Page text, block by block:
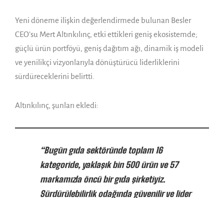
Yeni döneme ilişkin değerlendirmede bulunan Besler
CEO’su Mert Altınkılınç, etki ettikleri geniş ekosistemde;
güçlü ürün portföyü, geniş dağıtım ağı, dinamik iş modeli
ve yenilikçi vizyonlarıyla dönüştürücü liderliklerini
sürdüreceklerini belirtti.
Altınkılınç, şunları ekledi:
“Bugün gıda sektöründe toplam 16
kategoride, yaklaşık bin 500 ürün ve 57
markamızla öncü bir gıda şirketiyiz.
Sürdürülebilirlik odağında güvenilir ve lider